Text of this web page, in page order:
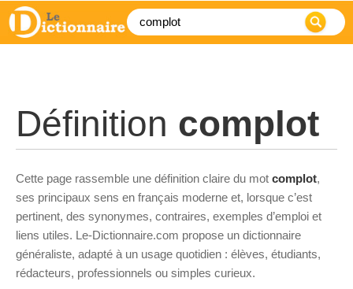
Définition complot
Cette page rassemble une définition claire du mot complot,
ses principaux sens en français moderne et, lorsque c’est
pertinent, des synonymes, contraires, exemples d’emploi et
liens utiles. Le-Dictionnaire.com propose un dictionnaire
généraliste, adapté à un usage quotidien : élèves, étudiants,
rédacteurs, professionnels ou simples curieux.